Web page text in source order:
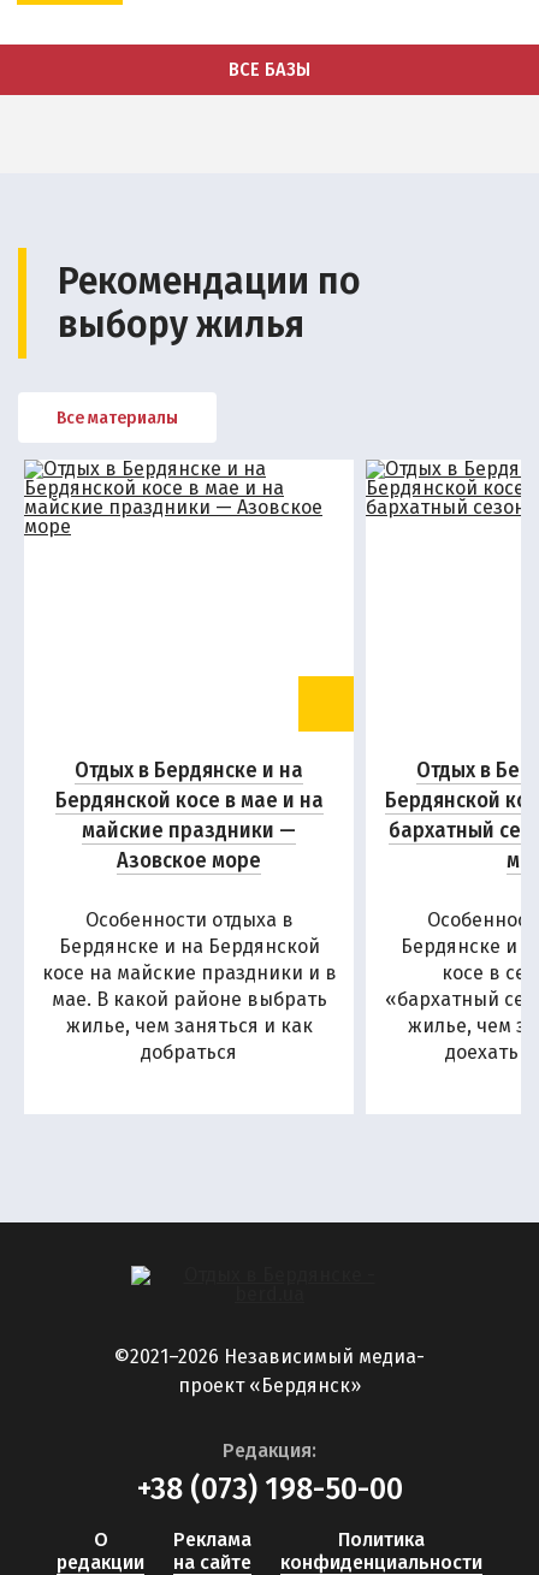
ВСЕ БАЗЫ
Рекомендации по
выбору жилья
Все материалы
Отдых в Бердянске и на
Бердянской косе в мае и на
майские праздники —
Азовское море
Особенности отдыха в
Бердянске и на Бердянской
косе на майские праздники и в
мае. В какой районе выбрать
жилье, чем заняться и как
добраться
Отдых в
Бердянской
бархатный
Бердянске и
косе в
«бархатный
жилье, чем
доехать
©2021–2026 Независимый медиа-
проект «Бердянск»
Редакция:
+38 (073) 198-50-00
О
редакции
Реклама
на сайте
Политика
конфиденциальности